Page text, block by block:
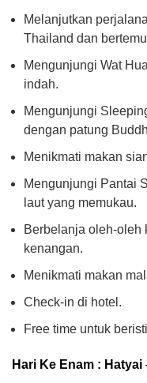
Melanjutkan
Thailand dan
Mengunjungi Wat
indah.
Mengunjungi
dengan patung
Menikmati makan
Mengunjungi Pantai
laut yang memukau.
Berbelanja oleh-oleh
kenangan.
Menikmati makan
Check-in di hotel.
Free time untuk
Hari Ke Enam :